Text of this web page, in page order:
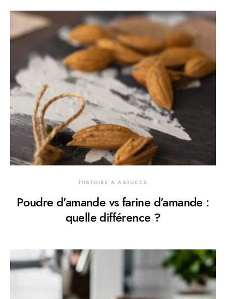
HISTOIRE & ASTUCES
Poudre d’amande vs farine d’amande :
quelle différence ?